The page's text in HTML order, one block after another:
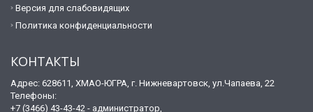
Версия для слабовидящих
Политика конфиденциальности
КОНТАКТЫ
Адрес: 628611, ХМАО-ЮГРА, г. Нижневартовск, ул.Чапаева, 22
Телефоны:
+7 (3466) 43-43-42 - администратор,